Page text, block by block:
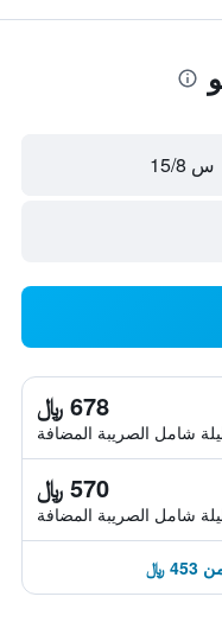
س 15/8
678 ﷼
شامل الصريبة المضافة
570 ﷼
شامل الصريبة المضافة